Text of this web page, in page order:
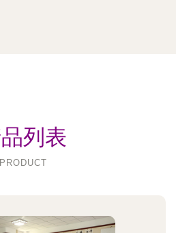
列表
PRODUCT